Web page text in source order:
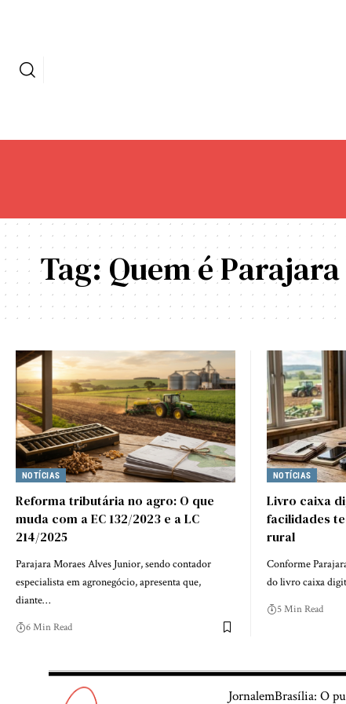
Tag: Quem é
NOTÍCIAS
Reforma tributária no agro: O que
muda com a EC 132/2023 e a LC
214/2025
Parajara Moraes Alves Junior, sendo contador
especialista em agronegócio, apresenta que,
diante…
6 Min Read
NOTÍCIAS
Livro caixa
facilidades
rural
Conforme
do livro caixa
5 Min Read
JornalemBrasília: O